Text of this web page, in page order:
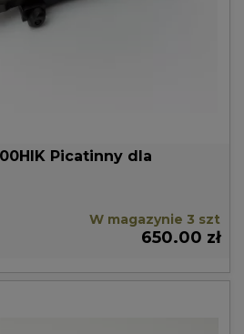
Picatinny dla
W magazynie 3 szt
650.00 zł